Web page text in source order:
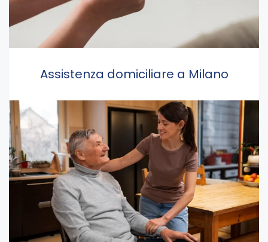
Assistenza domiciliare a Milano